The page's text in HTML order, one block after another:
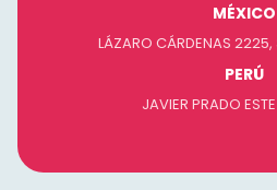
MÉXICO
LÁZARO CÁRDENAS 2225,
PERÚ
JAVIER PRADO